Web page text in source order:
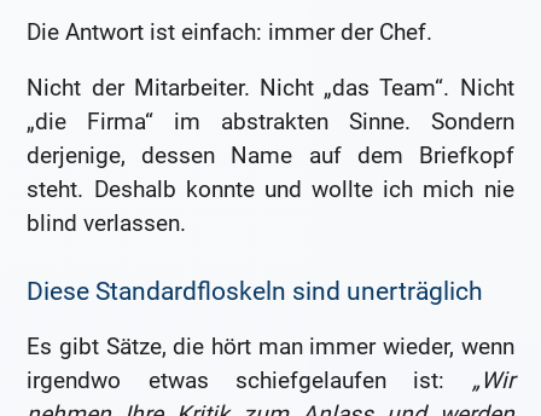
Die Antwort ist einfach: immer der Chef.
Nicht der Mitarbeiter. Nicht „das Team“. Nicht
„die Firma“ im abstrakten Sinne. Sondern
derjenige, dessen Name auf dem Briefkopf
steht. Deshalb konnte und wollte ich mich nie
blind verlassen.
Diese Standardfloskeln sind unerträglich
Es gibt Sätze, die hört man immer wieder, wenn
irgendwo etwas schiefgelaufen ist: „Wir